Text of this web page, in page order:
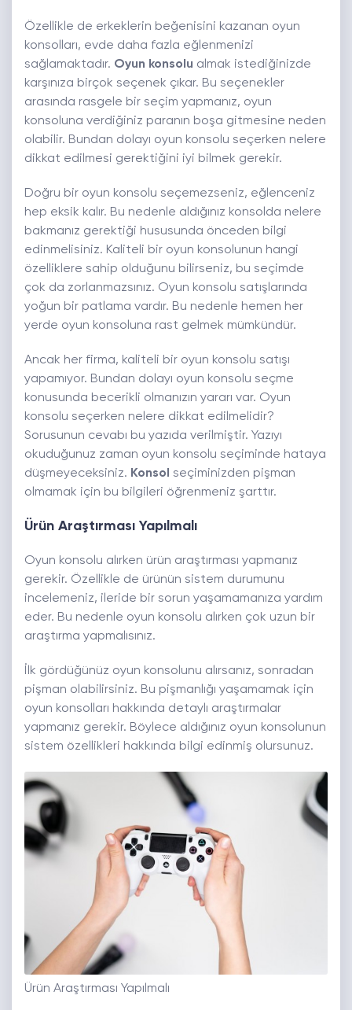
Özellikle de erkeklerin beğenisini kazanan oyun
konsolları, evde daha fazla eğlenmenizi
sağlamaktadır. Oyun konsolu almak istediğinizde
karşınıza birçok seçenek çıkar. Bu seçenekler
arasında rasgele bir seçim yapmanız, oyun
konsoluna verdiğiniz paranın boşa gitmesine neden
olabilir. Bundan dolayı oyun konsolu seçerken nelere
dikkat edilmesi gerektiğini iyi bilmek gerekir.
Doğru bir oyun konsolu seçemezseniz, eğlenceniz
hep eksik kalır. Bu nedenle aldığınız konsolda nelere
bakmanız gerektiği hususunda önceden bilgi
edinmelisiniz. Kaliteli bir oyun konsolunun hangi
özelliklere sahip olduğunu bilirseniz, bu seçimde
çok da zorlanmazsınız. Oyun konsolu satışlarında
yoğun bir patlama vardır. Bu nedenle hemen her
yerde oyun konsoluna rast gelmek mümkündür.
Ancak her firma, kaliteli bir oyun konsolu satışı
yapamıyor. Bundan dolayı oyun konsolu seçme
konusunda becerikli olmanızın yararı var. Oyun
konsolu seçerken nelere dikkat edilmelidir?
Sorusunun cevabı bu yazıda verilmiştir. Yazıyı
okuduğunuz zaman oyun konsolu seçiminde hataya
düşmeyeceksiniz. Konsol seçiminizden pişman
olmamak için bu bilgileri öğrenmeniz şarttır.
Ürün Araştırması Yapılmalı
Oyun konsolu alırken ürün araştırması yapmanız
gerekir. Özellikle de ürünün sistem durumunu
incelemeniz, ileride bir sorun yaşamamanıza yardım
eder. Bu nedenle oyun konsolu alırken çok uzun bir
araştırma yapmalısınız.
İlk gördüğünüz oyun konsolunu alırsanız, sonradan
pişman olabilirsiniz. Bu pişmanlığı yaşamamak için
oyun konsolları hakkında detaylı araştırmalar
yapmanız gerekir. Böylece aldığınız oyun konsolunun
sistem özellikleri hakkında bilgi edinmiş olursunuz.
Ürün Araştırması Yapılmalı